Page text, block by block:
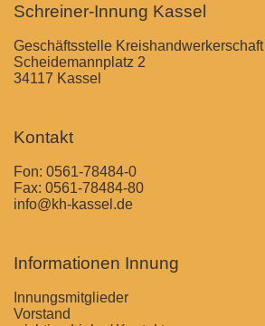
Schreiner-Innung Kassel
Geschäftsstelle Kreishandwerkerschaft
Scheidemannplatz 2
34117 Kassel
Kontakt
Fon:0561-78484-0
Fax: 0561-78484-80
info@kh-kassel.de
Informationen Innung
Innungsmitglieder
Vorstand